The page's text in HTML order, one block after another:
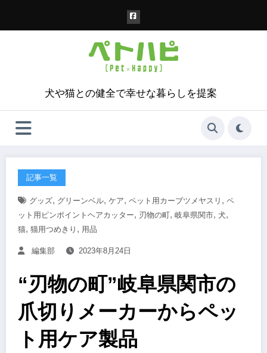
犬や猫との健全で幸せな暮らしを提案
記事一覧
グッズ, グリーンベル, ケア, ペット用カーブツメヤスリ , ペ
ット用ピンポイントヘアカッター, 刃物の町, 岐阜県関市, 犬,
猫, 猫用つめきり , 用品
編集部 2023年8月24日
“刃物の町”岐阜県関市の
爪切りメーカーからペッ
ト用ケア製品